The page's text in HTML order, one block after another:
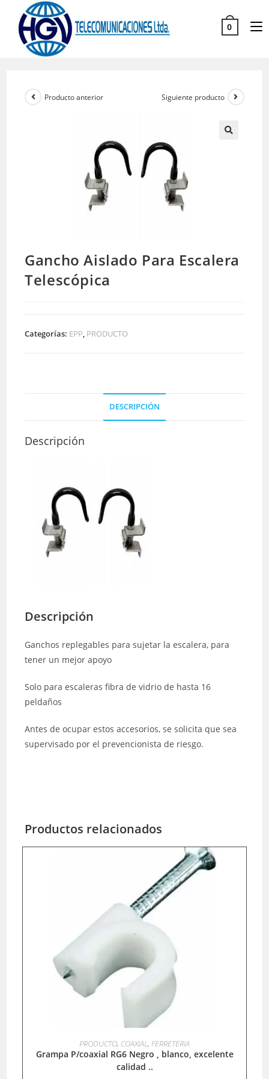
0
Producto anterior Siguiente producto
Gancho Aislado Para Escalera
Telescópica
Categorías: EPP, PRODUCTO
DESCRIPCIÓN
Descripción
Descripción
Ganchos replegables para sujetar la escalera, para
tener un mejor apoyo
Solo para escaleras fibra de vidrio de hasta 16
peldaños
Antes de ocupar estos accesorios, se solicita que sea
supervisado por el prevencionista de riesgo.
Productos relacionados
LEER MÁS
PRODUCTO, COAXIAL, FERRETERIA
Grampa P/coaxial RG6 Negro , blanco, excelente
calidad ..